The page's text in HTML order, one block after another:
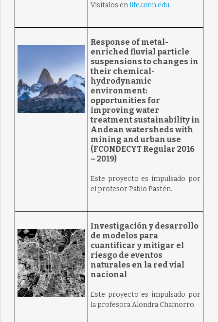
Visítalos enlife.umn.edu.
Response of metal-
enriched fluvial particle
suspensions to changes in
their chemical-
hydrodynamic
environment:
opportunities for
improving water
treatment sustainability in
Andean watersheds with
mining and urban use
(FCONDECYT Regular 2016
– 2019)
Este proyecto es impulsado por
el profesor Pablo Pastén.
Investigación y desarrollo
de modelos para
cuantificar y mitigar el
riesgo de eventos
naturales en la red vial
nacional
Este proyecto es impulsado por
la profesora Alondra Chamorro.